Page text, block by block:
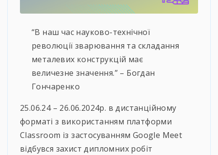
“В наш час науково-технічної
революції зварювання та складання
металевих конструкцій має
величезне значення.” – Богдан
Гончаренко
25.06.24 – 26.06.2024р. в дистанційному
форматі з використанням платформи
Classroom із застосуванням Google Meet
відбувся захист дипломних робіт